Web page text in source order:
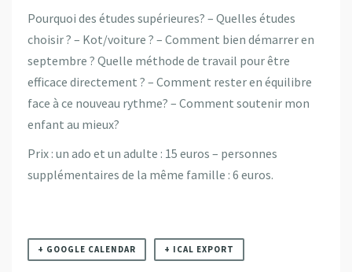
Pourquoi des études supérieures? – Quelles études
choisir ? – Kot/voiture ? – Comment bien démarrer en
septembre ? Quelle méthode de travail pour être
efficace directement ? – Comment rester en équilibre
face à ce nouveau rythme? – Comment soutenir mon
enfant au mieux?
Prix : un ado et un adulte : 15 euros – personnes
supplémentaires de la même famille : 6 euros.
+ GOOGLE CALENDAR + ICAL EXPORT